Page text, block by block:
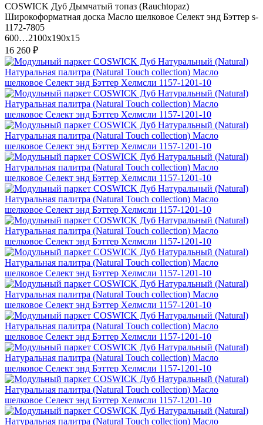
COSWICK Дуб Дымчатый топаз (Rauchtopaz)
Широкоформатная доска Масло шелковое Селект энд Бэттер s-
1172-7805
600…2100x190x15
16 260 ₽